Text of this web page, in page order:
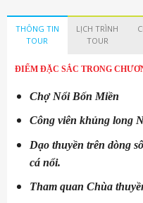
THÔNG TIN
TOUR
LỊCH TRÌNH
TOUR
ĐIỂM ĐẶC SẮC TRONG
Chợ Nổi Bốn Miền
Công viên khủng long
Dạo thuyền trên dòng
cá nổi.
Tham quan Chùa